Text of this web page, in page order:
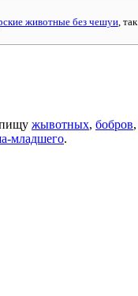
животные без чешуи, так
жывотных, бобров,
младшего.